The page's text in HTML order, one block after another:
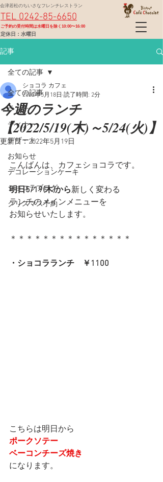
定休日：水曜日
TEL 0242-85-6650
会津若松のちいさなフレンチレストラン
​ご予約の受付時間は水曜日を除く10:00〜16:00
記事
全ての記事
ランチ
ディナー
デザート
お知らせ
デコレーションケーキ
ショコラブログ
クリスマス予約
全ての記事
今週のランチ
【2022/5/19(木)～5/24(火)】
ショコラ カフェ
2022年5月18日 読了時間: 2分
更新日：2022年5月19日
こんばんは、カフェショコラです。
明日5/19(木)から新しく変わる
ランチのメインメニューを
お知らせいたします。
＊＊＊＊＊＊＊＊＊＊＊＊＊＊＊
・ショコラランチ　￥1100
こちらは明日から
ポークソテー
ベーコンチーズ焼き
になります。